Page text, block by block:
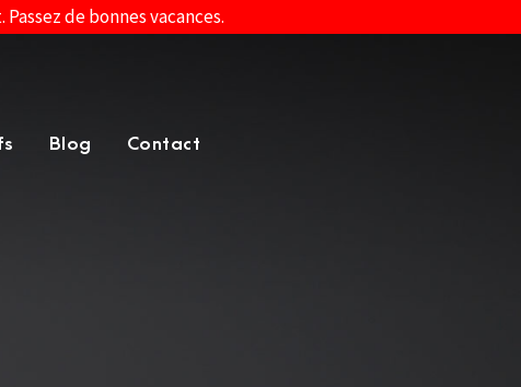
de bonnes vacances.
Blog Contact